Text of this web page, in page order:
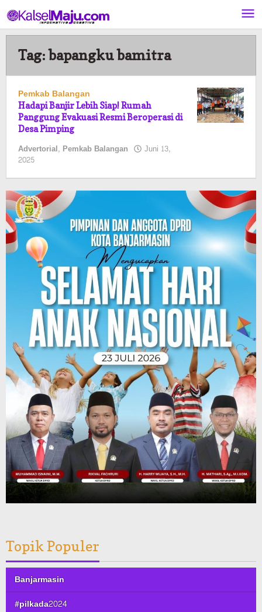
ke
konten
Tag:bapangku bamitra
Pemkab Balangan
Hadapi Banjir Lebih Siap! Rumah
Panggung Evakuasi Resmi Beroperasi di
Desa Pimping
Advertorial, Pemkab Balangan Juni 13,
2025
Topik Populer
Banjarmasin
#pilkada2024